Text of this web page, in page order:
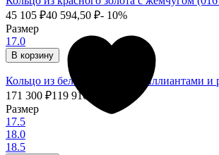
Кольцо из белого золота с бриллиантами
171 300 ₽119 910
Размер
17.5
18.0
18.5
45 105 ₽40 594,50 ₽- 10%
Размер
17.0
В корзину